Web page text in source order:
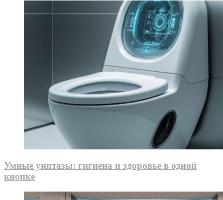
Умные унитазы: гигиена и здоровье в одной
кнопке